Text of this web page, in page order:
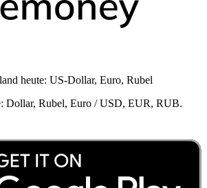
heute: US-Dollar, Euro, Rubel
Dollar, Rubel, Euro / USD, EUR, RUB.